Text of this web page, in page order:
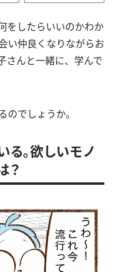
をしたらいいのかわか
い仲良くなりながらお
さんと一緒に、学んで
のでしょうか。
る。欲しいモノ
？